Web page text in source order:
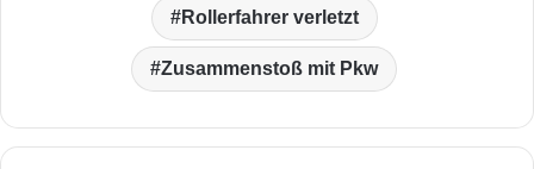
Rollerfahrer verletzt
Zusammenstoß mit Pkw